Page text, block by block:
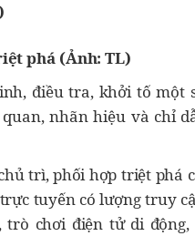
phá (Ảnh: TL)
điều tra, khởi tố một
nhãn hiệu và chỉ
trì, phối hợp triệt phá
tuyến có lượng truy
trò chơi điện tử di